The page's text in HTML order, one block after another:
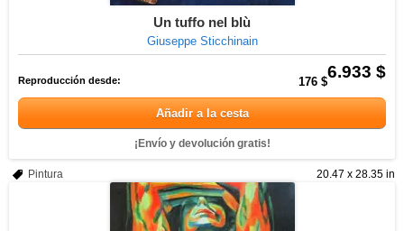
Un tuffo nel blù
Giuseppe Sticchinain
6.933 $
Reproducción desde: 176 $
Añadir a la cesta
¡Envío y devolución gratis!
20.47 x 28.35 in
Pintura